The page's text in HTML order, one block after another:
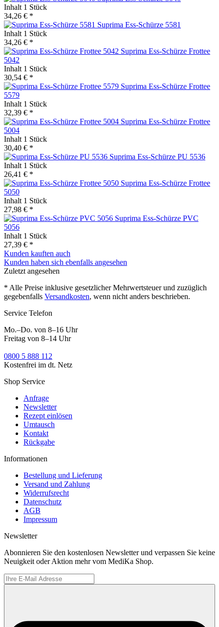
Inhalt 1 Stück
34,26 € *
Suprima Ess-Schürze 5581
Inhalt 1 Stück
34,26 € *
Suprima Ess-Schürze Frottee
5042
Inhalt 1 Stück
30,54 € *
Suprima Ess-Schürze Frottee
5579
Inhalt 1 Stück
32,39 € *
Suprima Ess-Schürze Frottee
5004
Inhalt 1 Stück
30,40 € *
Suprima Ess-Schürze PU 5536
Inhalt 1 Stück
26,41 € *
Suprima Ess-Schürze Frottee
5050
Inhalt 1 Stück
27,98 € *
Suprima Ess-Schürze PVC
5056
Inhalt 1 Stück
27,39 € *
Kunden kauften auch
Kunden haben sich ebenfalls angesehen
Zuletzt angesehen
* Alle Preise inklusive gesetzlicher Mehrwertsteuer und zuzüglich
gegebenfalls Versandkosten, wenn nicht anders beschrieben.
Service Telefon
Mo.–Do. von 8–16 Uhr
Freitag von 8–14 Uhr
0800 5 888 112
Kostenfrei im dt. Netz
Shop Service
Anfrage
Newsletter
Rezept einlösen
Umtausch
Kontakt
Rückgabe
Informationen
Bestellung und Lieferung
Versand und Zahlung
Widerrufsrecht
Datenschutz
AGB
Impressum
Newsletter
Abonnieren Sie den kostenlosen Newsletter und verpassen Sie keine
Neuigkeit oder Aktion mehr vom MediKa Shop.